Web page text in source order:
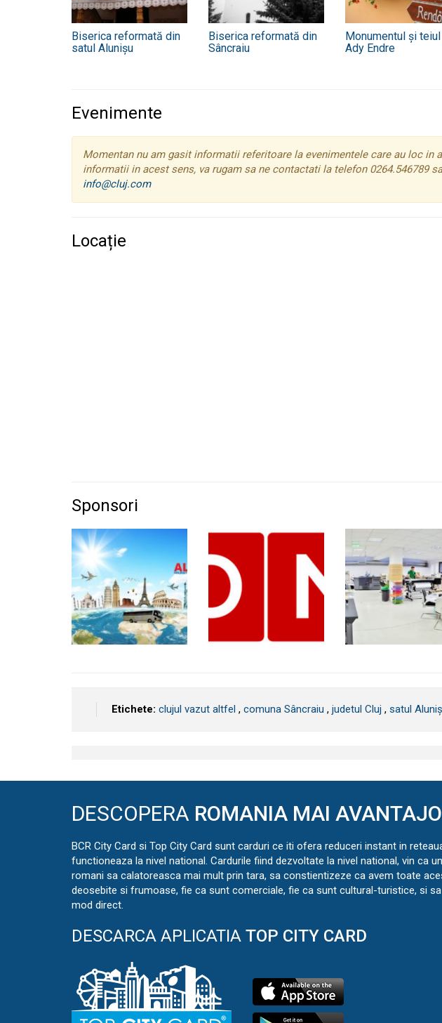
Biserica reformată din
satul Alunișu
Biserica reformată din
Sâncraiu
Monumentul și
Ady Endre
Evenimente
Momentan nu am gasit informatii referitoare la evenimentele care au loc in
informatii in acest sens, va rugam sa ne contactati la telefon 0264.546789
info@cluj.com
Locație
Sponsori
Etichete: clujul vazut altfel , comuna Sâncraiu , judetul Cluj , satul
DESCOPERA ROMANIA MAI
BCR City Card si Top City Card sunt carduri ce iti ofera reduceri instant in
functioneaza la nivel national. Cardurile fiind dezvoltate la nivel national, vin ca
romani sa calatoreasca mai mult prin tara, sa constientizeze ca avem toate
deosebite si frumoase, fie ca sunt comerciale, fie ca sunt cultural-turistice, si
mod direct.
DESCARCA APLICATIA TOP CITY CARD